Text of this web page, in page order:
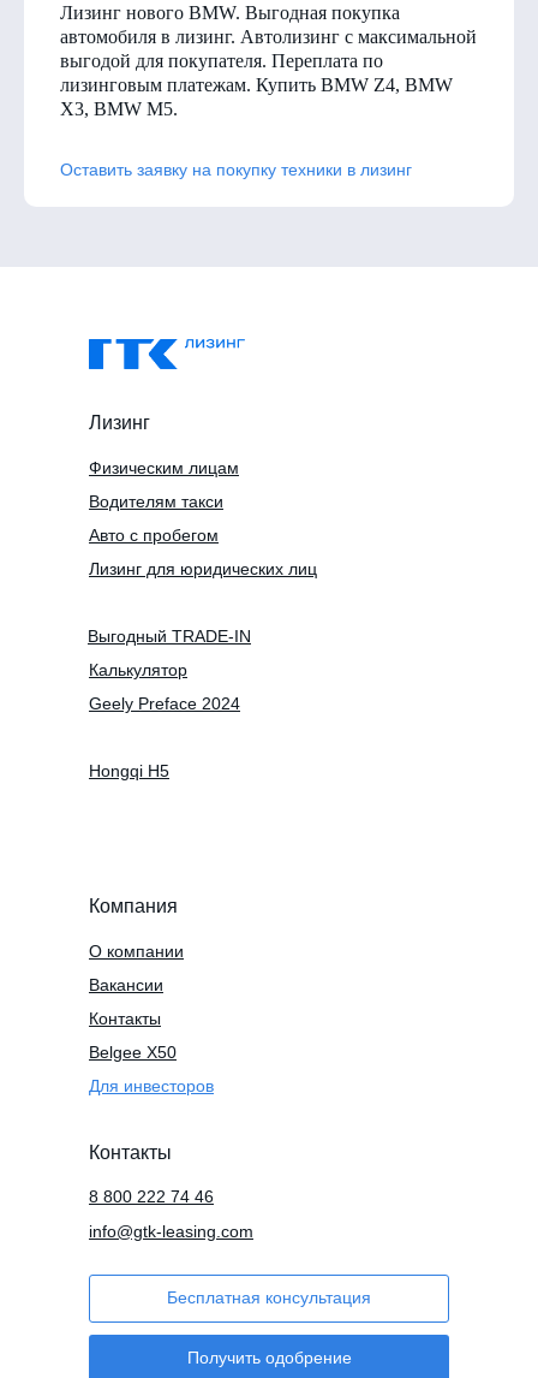
Лизинг нового BMW. Выгодная покупка
автомобиля в лизинг. Автолизинг с максимальной
выгодой для покупателя. Переплата по
лизинговым платежам. Купить BMW Z4, BMW
X3, BMW M5.
Оставить заявку на покупку техники в лизинг
Компания
О компании
Вакансии
Контакты
Для инвесторов
Контакты
info@gtk-leasing.com
Бесплатная консультация
Лизинг
Водителям такси
Физическим лицам
Получить одобрение
Авто с пробегом
Belgee X50
Лизинг для юридических лиц
Калькулятор
Hongqi H5
8 800 222 74 46
Выгодный TRADE-IN
Geely Preface 2024